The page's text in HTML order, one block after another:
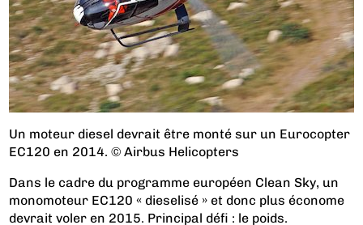
Un moteur diesel devrait être monté sur un Eurocopter
EC120 en 2014. © Airbus Helicopters
Dans le cadre du programme européen Clean Sky, un
monomoteur EC120 « dieselisé » et donc plus économe
devrait voler en 2015. Principal défi : le poids.